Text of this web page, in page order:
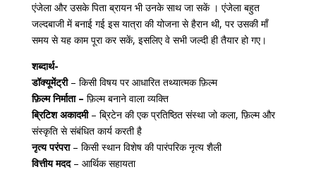
एंजेला और उसके पिता ब्रायन भी उनके साथ जा सकें । एंजेला बहुत
जल्दबाजी में बनाई गई इस यात्रा की योजना से हैरान थी, पर उसकी माँ
समय से यह काम पूरा कर सकें, इसलिए वे सभी जल्दी ही तैयार हो गए।
शब्दार्थ-
डॉक्यूमेंट्री – किसी विषय पर आधारित तथ्यात्मक फ़िल्म
फ़िल्म निर्माता – फ़िल्म बनाने वाला व्यक्ति
ब्रिटिश अकादमी– ब्रिटेन की एक प्रतिष्ठित संस्था जो कला, फ़िल्म और
संस्कृति से संबंधित कार्य करती है
नृत्य परंपरा– किसी स्थान विशेष की पारंपरिक नृत्य शैली
वित्तीय मदद– आर्थिक सहायता